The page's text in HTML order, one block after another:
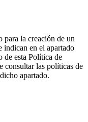
para la creación de un
indican en el apartado
de esta Política de
consultar las políticas de
apartado.